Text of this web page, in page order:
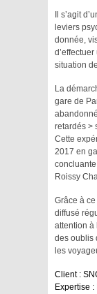
Il s’agit
leviers
donnée,
situation
La
gare de
retardés >
Cette
2017 en
Roissy
Grâce à
diffusé
attention à
des oublis
les
Client :
Expertise :